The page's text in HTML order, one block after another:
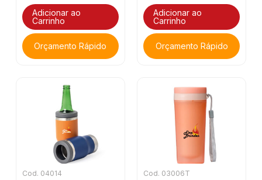
Adicionar ao
Carrinho
Orçamento Rápido
Adicionar ao
Carrinho
Orçamento Rápido
Cod. 04014 Cod. 03006T